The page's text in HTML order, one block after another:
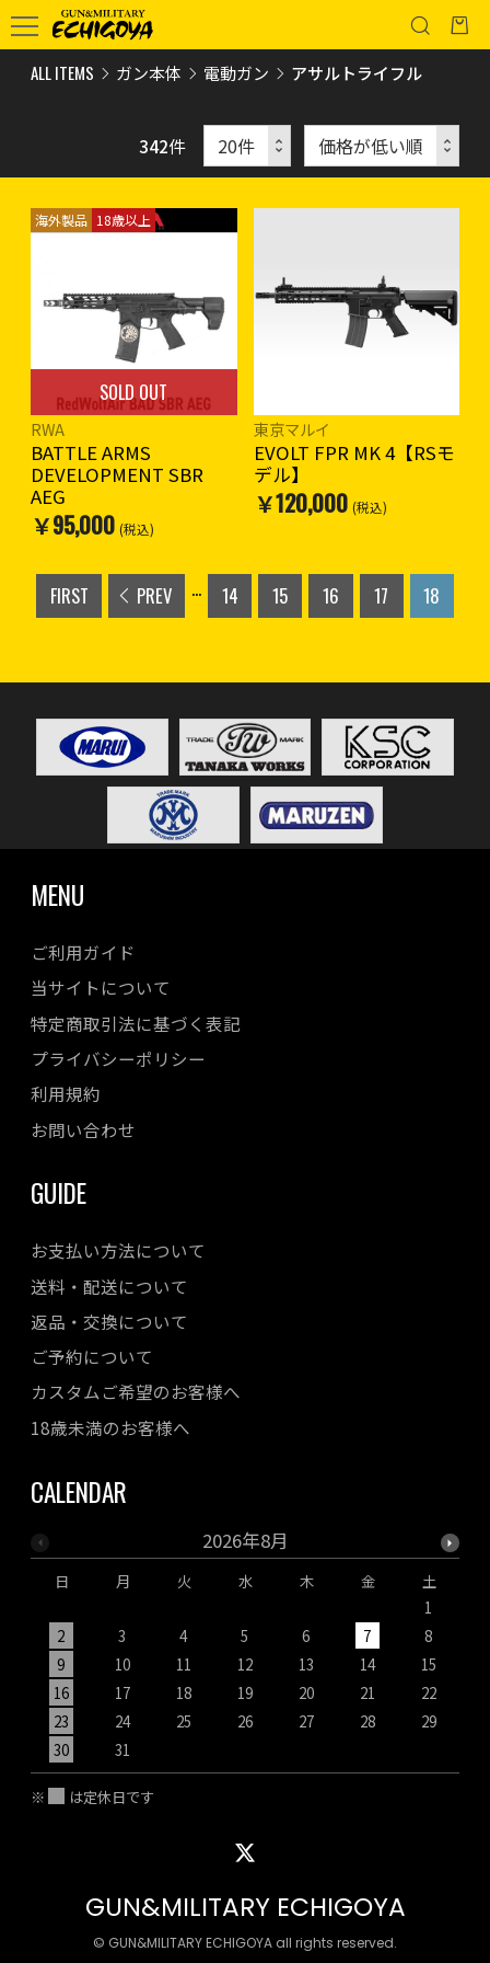
ALL ITEMS ガン本体 電動ガン アサルトライフル
342件
海外製品 18歳以上
SOLD OUT
RWA
BATTLE ARMS
DEVELOPMENT SBR
AEG
￥95,000 (税込)
東京マルイ
EVOLT FPR MK 4【RSモ
デル】
￥120,000 (税込)
FIRST PREV ... 14 15 16 17 18
MENU
ご利用ガイド
当サイトについて
特定商取引法に基づく表記
プライバシーポリシー
利用規約
お問い合わせ
GUIDE
お支払い方法について
送料・配送について
返品・交換について
ご予約について
カスタムご希望のお客様へ
18歳未満のお客様へ
CALENDAR
2026年8月
日 月 火 水 木 金
土
1
2
3 4 5 6 7
8
9
10 11 12 13 14
15
16
17 18 19 20 21
22
23
24 25 26 27 28
29
30
31
※ は定休日です
GUN&MILITARY ECHIGOYA
© GUN&MILITARY ECHIGOYA all rights reserved.